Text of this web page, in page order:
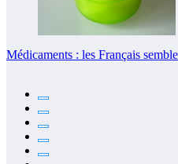
Médicaments : les Français